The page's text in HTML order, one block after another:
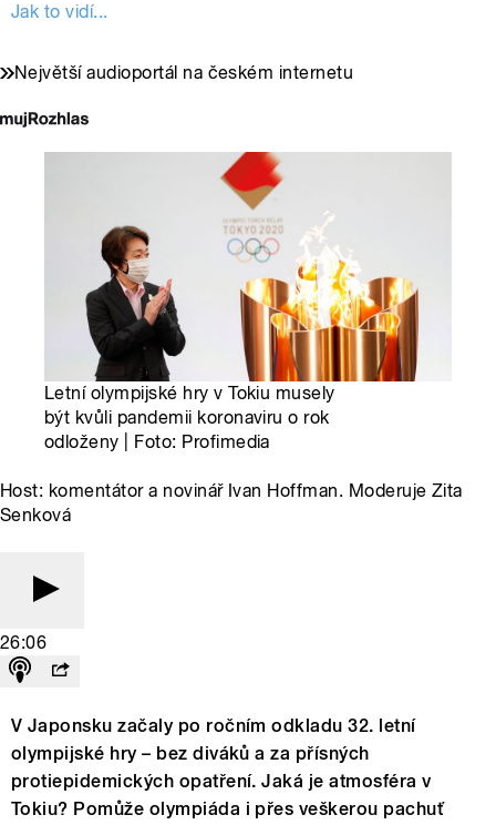
Jak to vidí...
Největší audioportál na českém internetu
Letní olympijské hry v Tokiu musely
být kvůli pandemii koronaviru o rok
odloženy | Foto: Profimedia
Host: komentátor a novinář Ivan Hoffman. Moderuje Zita
Senková
26:06
V Japonsku začaly po ročním odkladu 32. letní
olympijské hry – bez diváků a za přísných
protiepidemických opatření. Jaká je atmosféra v
Tokiu? Pomůže olympiáda i přes veškerou pachuť